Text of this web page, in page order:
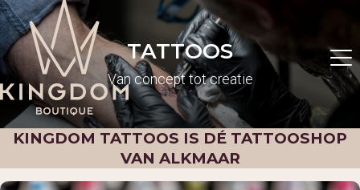
TATTOOS
Van concept tot creatie
KINGDOM TATTOOS IS DÉ TATTOOSHOP
VAN ALKMAAR